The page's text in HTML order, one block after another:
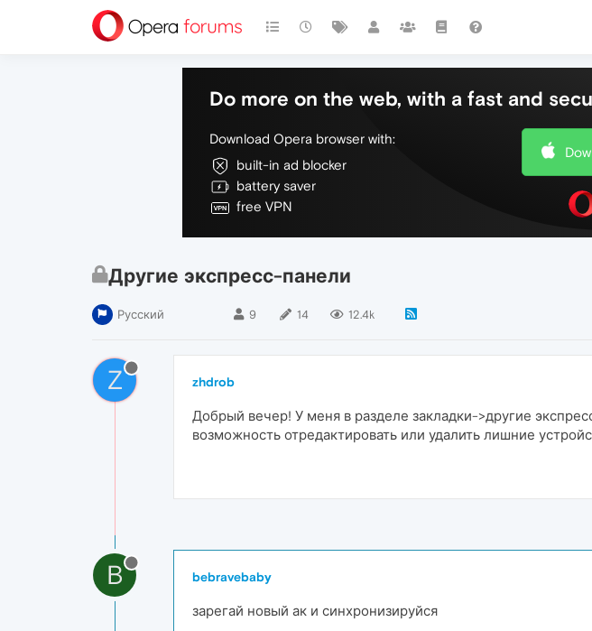
Do more on the web, with a fast and
Download Opera browser with:
built-in ad blocker
battery saver
free VPN
Другие экспресс-панели
Русский 9 14 12.4k
Z zhdrob
Добрый вечер! У меня в разделе закладки->другие
возможность отредактировать или удалить лишние
B bebravebaby
зарегай новый ак и синхронизируйся